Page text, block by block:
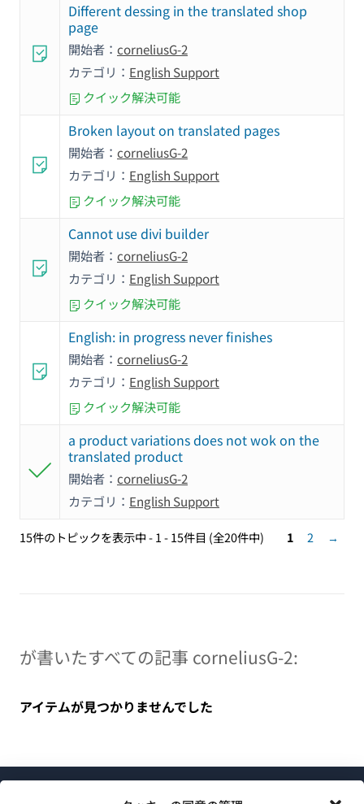
Different dessing in the translated shop
page
開始者： corneliusG-2
カテゴリ： English Support
クイック解決可能
Broken layout on translated pages
開始者： corneliusG-2
カテゴリ： English Support
クイック解決可能
Cannot use divi builder
開始者： corneliusG-2
カテゴリ： English Support
クイック解決可能
English: in progress never finishes
開始者： corneliusG-2
カテゴリ： English Support
クイック解決可能
a product variations does not wok on the
translated product
開始者： corneliusG-2
カテゴリ： English Support
15件のトピックを表示中 - 1 - 15件目 (全20件中) 1 2 →
が書いたすべての記事 corneliusG-2:
アイテムが見つかりませんでした